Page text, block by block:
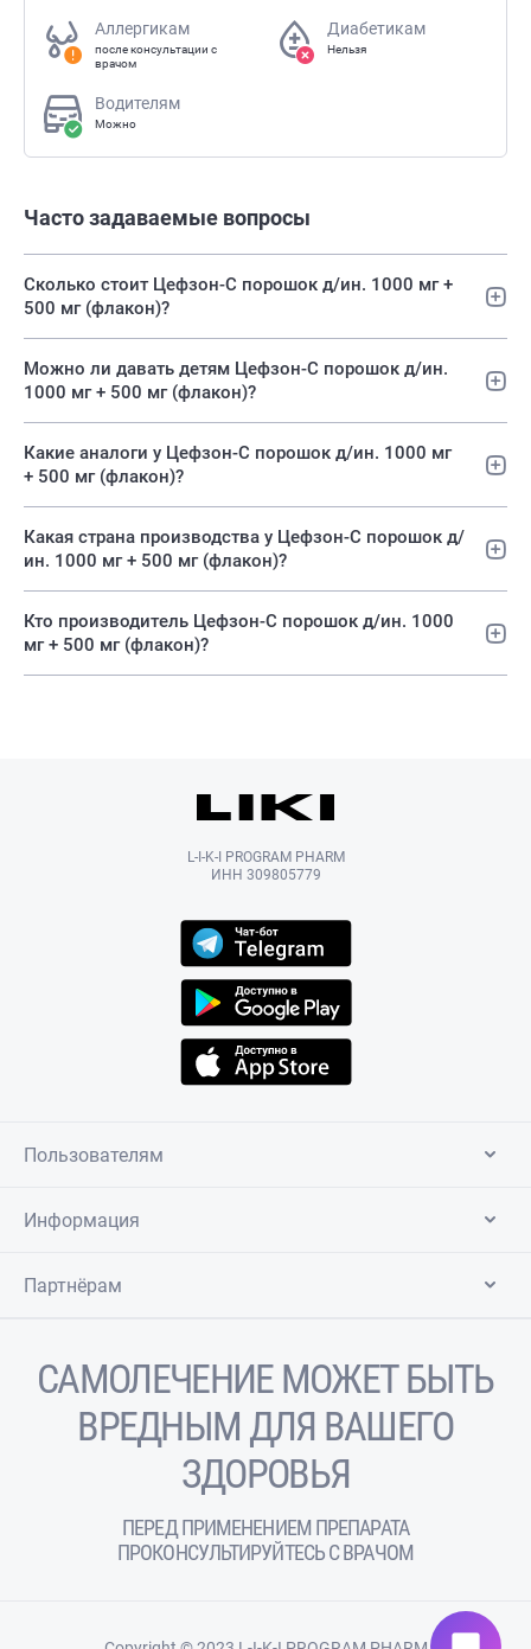
Аллергикам
после консультации с
врачом
Диабетикам
Нельзя
Водителям
Можно
Часто задаваемые вопросы
Сколько стоит Цефзон-С порошок д/ин. 1000 мг +
500 мг (флакон)?
Можно ли давать детям Цефзон-С порошок д/ин.
1000 мг + 500 мг (флакон)?
Какие аналоги у Цефзон-С порошок д/ин. 1000 мг
+ 500 мг (флакон)?
Какая страна производства у Цефзон-С порошок д/
ин. 1000 мг + 500 мг (флакон)?
Кто производитель Цефзон-С порошок д/ин. 1000
мг + 500 мг (флакон)?
L-I-K-I PROGRAM PHARM
ИНН 309805779
Пользователям
Информация
Партнёрам
САМОЛЕЧЕНИЕ МОЖЕТ БЫТЬ
ВРЕДНЫМ ДЛЯ ВАШЕГО
ЗДОРОВЬЯ
ПЕРЕД ПРИМЕНЕНИЕМ ПРЕПАРАТА
ПРОКОНСУЛЬТИРУЙТЕСЬ С ВРАЧОМ